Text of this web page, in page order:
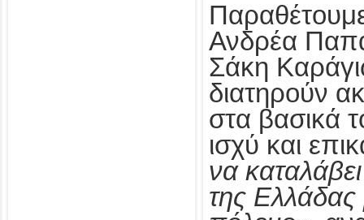
Ανδρέα
Σάκη
διατηρούν
στα βασικά
ισχύ και
να
της Ελλάδας